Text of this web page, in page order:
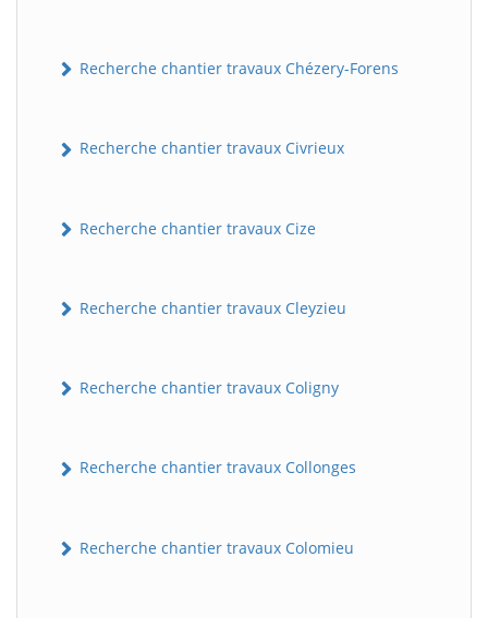
Recherche chantier travaux Chézery-Forens
Recherche chantier travaux Civrieux
Recherche chantier travaux Cize
Recherche chantier travaux Cleyzieu
Recherche chantier travaux Coligny
Recherche chantier travaux Collonges
Recherche chantier travaux Colomieu
B BatiWebPro